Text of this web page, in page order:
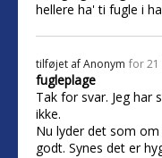
hellere ha' ti fugle i
tilføjet afAnonym for 21
fugleplage
Tak for svar. Jeg har
ikke.
Nu lyder det som
godt. Synes det er